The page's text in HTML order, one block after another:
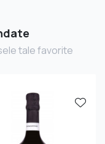
tale favorite